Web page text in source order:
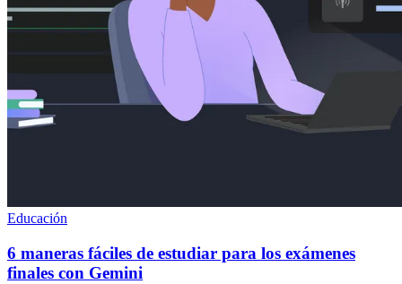
Educación
6 maneras fáciles de estudiar para los exámenes
finales con Gemini